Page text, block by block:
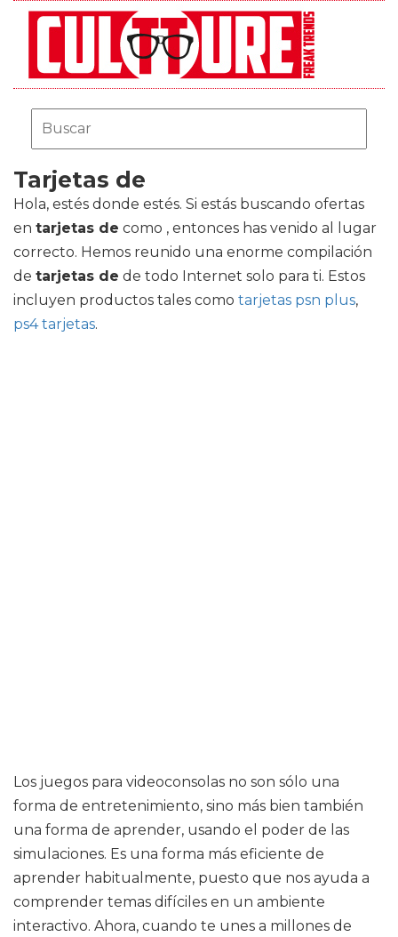
Tarjetas de
Hola, estés donde estés. Si estás buscando ofertas
en tarjetas de como , entonces has venido al lugar
correcto. Hemos reunido una enorme compilación
de tarjetas de de todo Internet solo para ti. Estos
incluyen productos tales como tarjetas psn plus,
ps4 tarjetas.
Los juegos para videoconsolas no son sólo una
forma de entretenimiento, sino más bien también
una forma de aprender, usando el poder de las
simulaciones. Es una forma más eficiente de
aprender habitualmente, puesto que nos ayuda a
comprender temas difíciles en un ambiente
interactivo. Ahora, cuando te unes a millones de